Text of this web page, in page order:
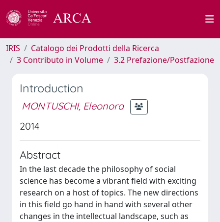
IRIS
Catalogo dei Prodotti della Ricerca
3 Contributo in Volume
3.2 Prefazione/Postfazione
Introduction
MONTUSCHI, Eleonora
2014
Abstract
In the last decade the philosophy of social
science has become a vibrant field with exciting
research on a host of topics. The new directions
in this field go hand in hand with several other
changes in the intellectual landscape, such as